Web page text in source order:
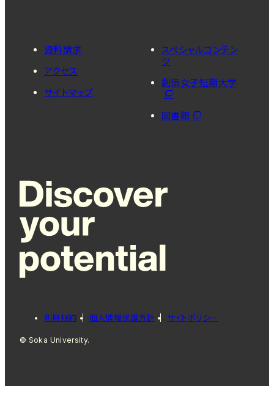
資料請求
アクセス
サイトマップ
スペシャルコンテン
ツ
創価女子短期大学
図書館
利用規約 個人情報保護方針 サイトポリシー
© Soka University.